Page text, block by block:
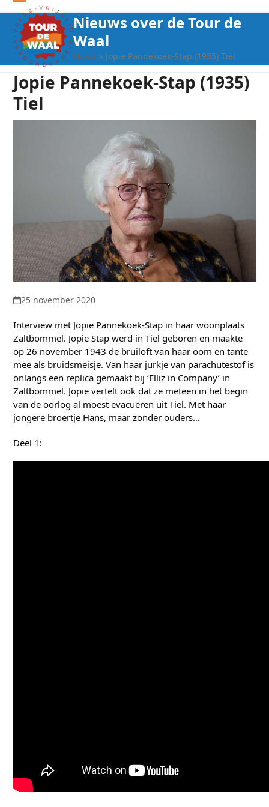
Open
mobile
menu
Close
mobile
menu
Nieuws over de Tour de
Waal
Home » Jopie Pannekoek-Stap (1935) Tiel
Jopie Pannekoek-Stap (1935)
Tiel
25 november 2020
Interview met Jopie Pannekoek-Stap in haar woonplaats
Zaltbommel. Jopie Stap werd in Tiel geboren en maakte
op 26 november 1943 de bruiloft van haar oom en tante
mee als bruidsmeisje. Van haar jurkje van parachutestof is
onlangs een replica gemaakt bij ‘Elliz in Company’ in
Zaltbommel. Jopie vertelt ook dat ze meteen in het begin
van de oorlog al moest evacueren uit Tiel. Met haar
jongere broertje Hans, maar zonder ouders…
Deel 1: